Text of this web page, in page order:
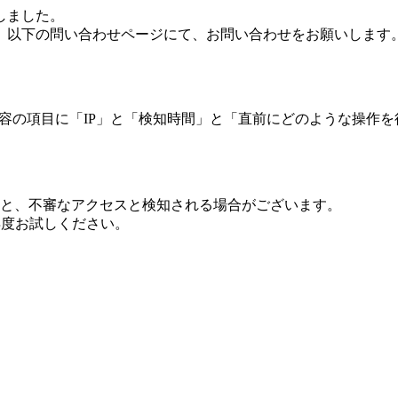
した。
下の問い合わせページにて、お問い合わせをお願いします
の項目に「IP」と「検知時間」と「直前にどのような操作
不審なアクセスと検知される場合がございます。
お試しください。